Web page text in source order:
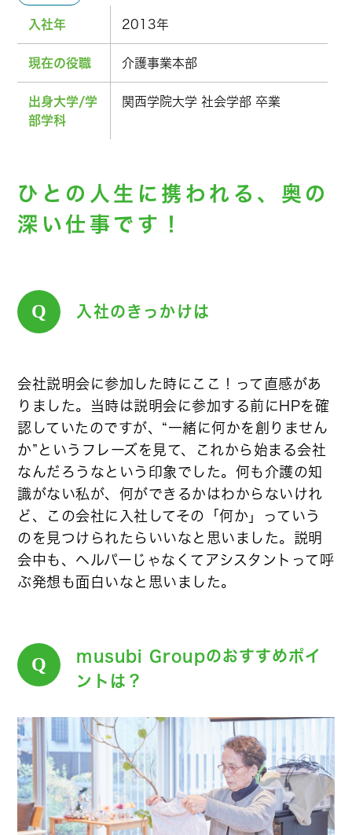
入社年 2013年
現在の役職 介護事業本部
出身大学/学
部学科
関西学院大学 社会学部 卒業
ひとの人生に携われる、奥の
深い仕事です！
Q 入社のきっかけは
会社説明会に参加した時にここ！って直感があ
りました。当時は説明会に参加する前にHPを確
認していたのですが、“一緒に何かを創りません
か”というフレーズを見て、これから始まる会社
なんだろうなという印象でした。何も介護の知
識がない私が、何ができるかはわからないけれ
ど、この会社に入社してその「何か」っていう
のを見つけられたらいいなと思いました。説明
会中も、ヘルパーじゃなくてアシスタントって呼
ぶ発想も面白いなと思いました。
Q
musubi Groupのおすすめポイ
ントは？